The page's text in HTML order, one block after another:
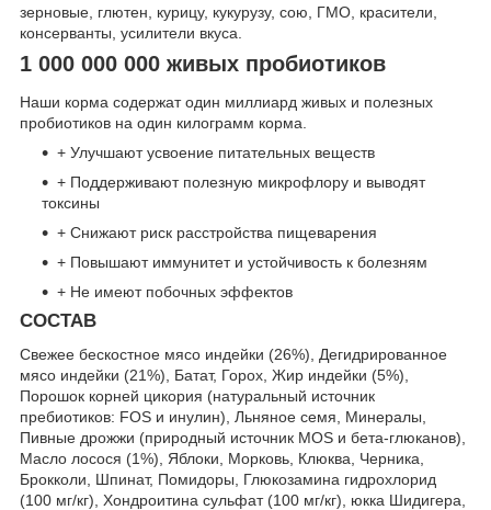
зерновые, глютен, курицу, кукурузу, сою, ГМО, красители,
консерванты, усилители вкуса.
1 000 000 000 живых пробиотиков
Наши корма содержат один миллиард живых и полезных
пробиотиков на один килограмм корма.
+ Улучшают усвоение питательных веществ
+ Поддерживают полезную микрофлору и выводят
токсины
+ Снижают риск расстройства пищеварения
+ Повышают иммунитет и устойчивость к болезням
+ Не имеют побочных эффектов
СОСТАВ
Свежее бескостное мясо индейки (26%), Дегидрированное
мясо индейки (21%), Батат, Горох, Жир индейки (5%),
Порошок корней цикория (натуральный источник
пребиотиков: FOS и инулин), Льняное семя, Минералы,
Пивные дрожжи (природный источник MOS и бета-глюканов),
Масло лосося (1%), Яблоки, Морковь, Клюква, Черника,
Брокколи, Шпинат, Помидоры, Глюкозамина гидрохлорид
(100 мг/кг), Хондроитина сульфат (100 мг/кг), юкка Шидигера,